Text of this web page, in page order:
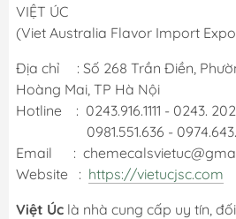
VIỆT ÚC
(Viet Australia Flavor Import
Địa chỉ : Số 268 Trần Điền,
Hoàng Mai, TP Hà Nội
Hotline : 0243.916.1111 - 0243.
0981.551.636 -
Email :
Website : https://vietucjsc.com
Việt Úc là nhà cung cấp uy tín,